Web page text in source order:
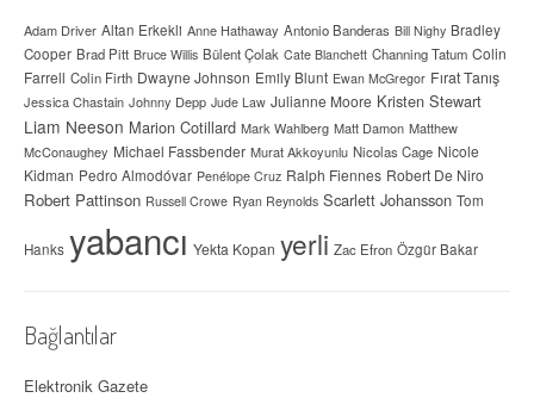
Adam Driver Altan Erkekli Anne Hathaway Antonio Banderas Bill Nighy Bradley
Cooper Brad Pitt Bruce Willis Bülent Çolak Cate Blanchett Channing Tatum Colin
Farrell Colin Firth Dwayne Johnson Emily Blunt Ewan McGregor Fırat Tanış
Jessica Chastain Johnny Depp Jude Law Julianne Moore Kristen Stewart
Liam Neeson Marion Cotillard Mark Wahlberg Matt Damon Matthew
McConaughey Michael Fassbender Murat Akkoyunlu Nicolas Cage Nicole
Kidman Pedro Almodóvar Penélope Cruz Ralph Fiennes Robert De Niro
Robert Pattinson Russell Crowe Ryan Reynolds Scarlett Johansson Tom
Hanks yabancı Yekta Kopan yerli Zac Efron Özgür Bakar
Bağlantılar
Elektronik Gazete